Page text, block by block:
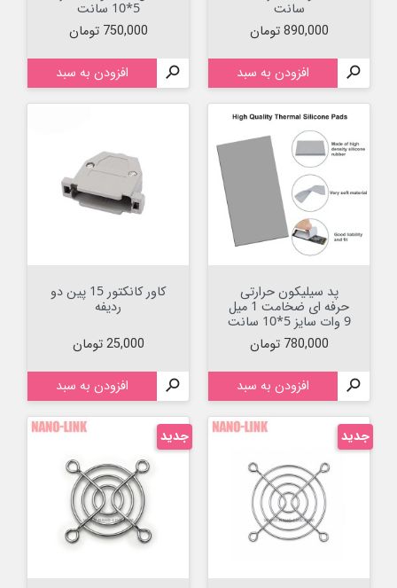
سانت
قیمت
890,000 تومان
 افزودن به سبد
5*10 سانت
قیمت
750,000 تومان
 افزودن به سبد
پد سیلیکون حرارتی
حرفه ای ضخامت 1 میل
9 وات سایز 5*10 سانت
قیمت
780,000 تومان
 افزودن به سبد
کاور کانکتور 15 پین دو
ردیفه
قیمت
25,000 تومان
 افزودن به سبد
جدید جدید